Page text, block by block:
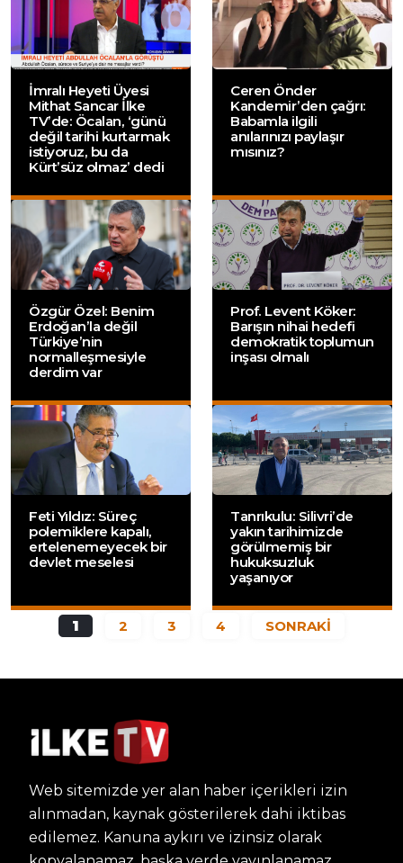
İmralı Heyeti Üyesi
Mithat Sancar İlke
TV’de: Öcalan, ‘günü
değil tarihi kurtarmak
istiyoruz, bu da
Kürt’süz olmaz’ dedi
Ceren Önder
Kandemir’den çağrı:
Babamla ilgili
anılarınızı paylaşır
mısınız?
Özgür Özel: Benim
Erdoğan’la değil
Türkiye’nin
normalleşmesiyle
derdim var
Prof. Levent Köker:
Barışın nihai hedefi
demokratik toplumun
inşası olmalı
Feti Yıldız: Süreç
polemiklere kapalı,
ertelenemeyecek bir
devlet meselesi
Tanrıkulu: Silivri’de
yakın tarihimizde
görülmemiş bir
hukuksuzluk
yaşanıyor
1 2 3 4 SONRAKİ
Web sitemizde yer alan haber içerikleri izin
alınmadan, kaynak gösterilerek dahi iktibas
edilemez. Kanuna aykırı ve izinsiz olarak